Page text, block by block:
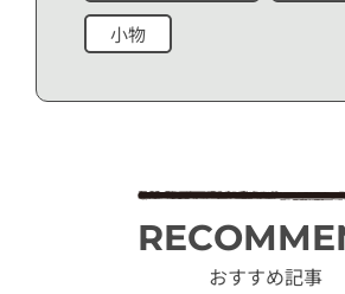
小物
おすすめ記事